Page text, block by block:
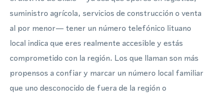
suministro agrícola, servicios de construcción o venta
al por menor— tener un número telefónico lituano
local indica que eres realmente accesible y estás
comprometido con la región. Los que llaman son más
propensos a confiar y marcar un número local familiar
que uno desconocido de fuera de la región o